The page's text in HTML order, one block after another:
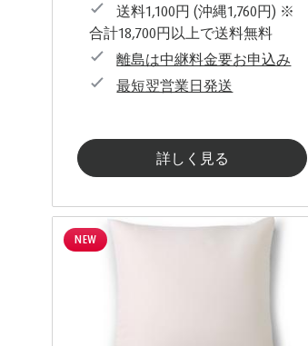
送料1,100円 (沖縄1,760円) ※
合計18,700円以上で送料無料
離島は中継料金要お申込み
最短翌営業日発送
詳しく見る
NEW